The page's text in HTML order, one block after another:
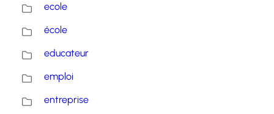
ecole
école
educateur
emploi
entreprise